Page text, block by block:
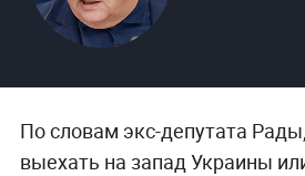
По словам экс-депутата
выехать на запад Украины